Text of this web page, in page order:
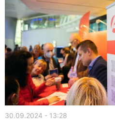
30.09.2024 - 13:28